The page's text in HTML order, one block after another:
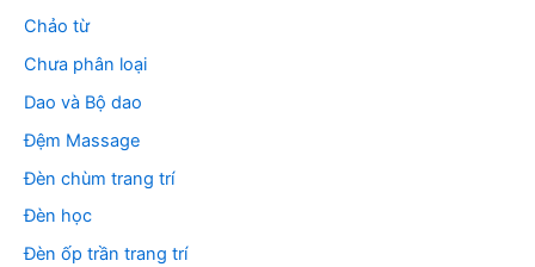
Chảo từ
Chưa phân loại
Dao và Bộ dao
Đệm Massage
Đèn chùm trang trí
Đèn học
Đèn ốp trần trang trí